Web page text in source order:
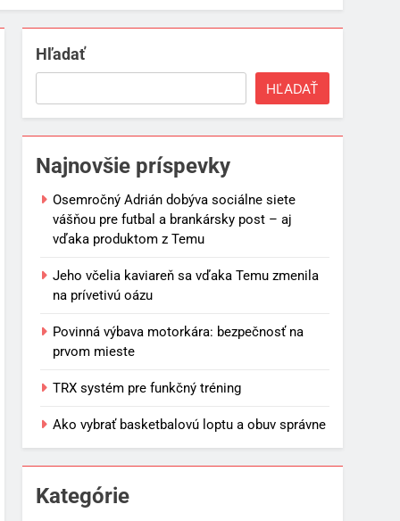
Hľadať
HĽADAŤ
Najnovšie príspevky
Osemročný Adrián dobýva sociálne siete
vášňou pre futbal a brankársky post – aj
vďaka produktom z Temu
Jeho včelia kaviareň sa vďaka Temu zmenila
na prívetivú oázu
Povinná výbava motorkára: bezpečnosť na
prvom mieste
TRX systém pre funkčný tréning
Ako vybrať basketbalovú loptu a obuv správne
Kategórie